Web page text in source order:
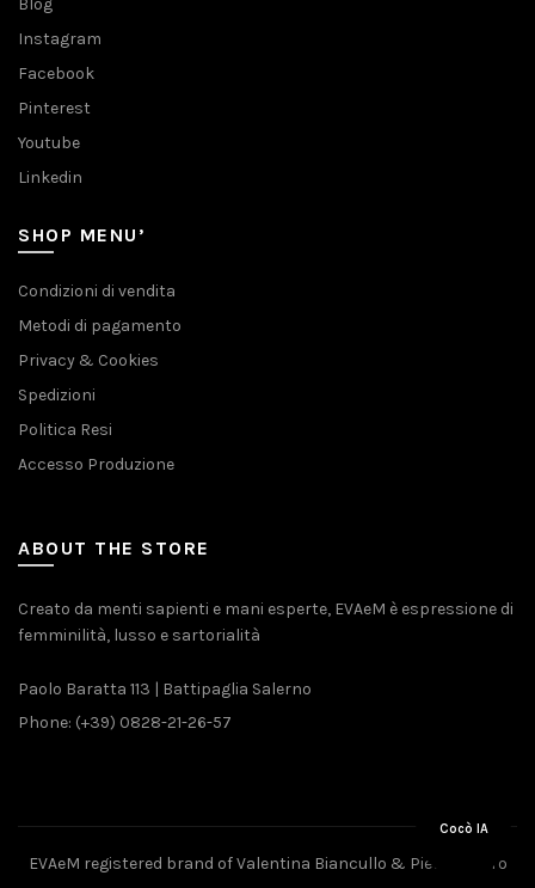
Blog
Instagram
Facebook
Pinterest
Youtube
Linkedin
SHOP MENU’
Condizioni di vendita
Metodi di pagamento
Privacy & Cookies
Spedizioni
Politica Resi
Accesso Produzione
ABOUT THE STORE
Creato da menti sapienti e mani esperte, EVAeM è espressione di
femminilità, lusso e sartorialità
Paolo Baratta 113 | Battipaglia Salerno
Phone: (+39) 0828-21-26-57
EVAeM registered brand of Valentina Biancullo & Pietro Piliero
Cocò IA